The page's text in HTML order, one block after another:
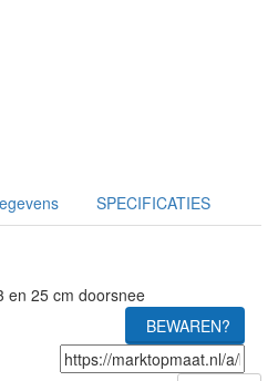
SPECIFICATIES
en 25 cm doorsnee
BEWAREN?